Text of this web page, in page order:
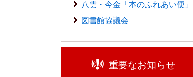
八雲・今金「本のふれあい便」
図書館協議会
重要なお知らせ